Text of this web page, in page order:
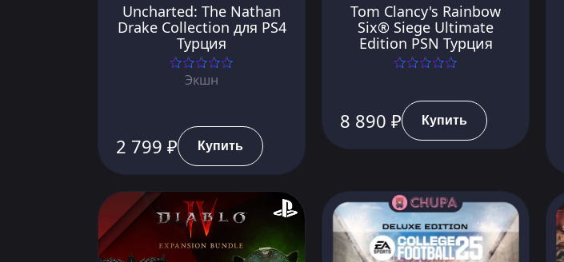
Uncharted: The Nathan
Drake Collection для PS4
Турция
Экшн
2 799 ₽ Купить
Tom Clancy's Rainbow
Six® Siege Ultimate
Edition PSN Турция
8 890 ₽ Купить